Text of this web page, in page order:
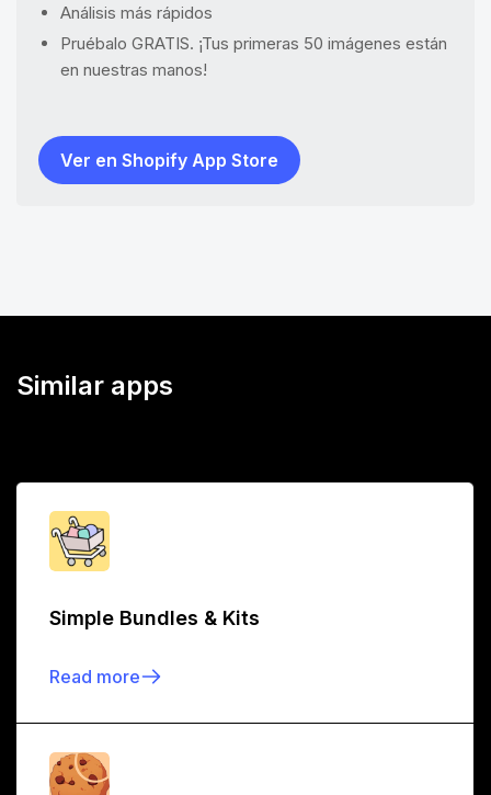
Análisis más rápidos
Pruébalo GRATIS. ¡Tus primeras 50 imágenes están
en nuestras manos!
Ver en Shopify App Store
Similar apps
Simple Bundles & Kits
Read more